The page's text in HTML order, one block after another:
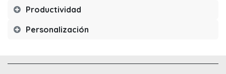
Productividad
Personalización